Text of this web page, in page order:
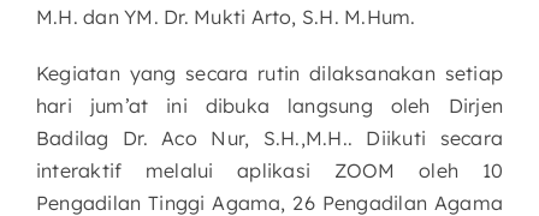
M.H. dan YM. Dr. Mukti Arto, S.H. M.Hum.
Kegiatan yang secara rutin dilaksanakan setiap
hari jum’at ini dibuka langsung oleh Dirjen
Badilag Dr. Aco Nur, S.H.,M.H.. Diikuti secara
interaktif melalui aplikasi ZOOM oleh 10
Pengadilan Tinggi Agama, 26 Pengadilan Agama